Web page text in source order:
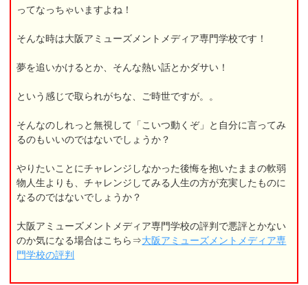
ってなっちゃいますよね！
そんな時は大阪アミューズメントメディア専門学校です！
夢を追いかけるとか、そんな熱い話とかダサい！
という感じで取られがちな、ご時世ですが。。
そんなのしれっと無視して「こいつ動くぞ」と自分に言ってみ
るのもいいのではないでしょうか？
やりたいことにチャレンジしなかった後悔を抱いたままの軟弱
物人生よりも、チャレンジしてみる人生の方が充実したものに
なるのではないでしょうか？
大阪アミューズメントメディア専門学校の評判で悪評とかない
のか気になる場合はこちら⇒大阪アミューズメントメディア専
門学校の評判